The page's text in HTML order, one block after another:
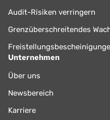
Audit-Risiken verringern
Grenzüberschreitendes
Unternehmen
Über uns
Newsbereich
Karriere